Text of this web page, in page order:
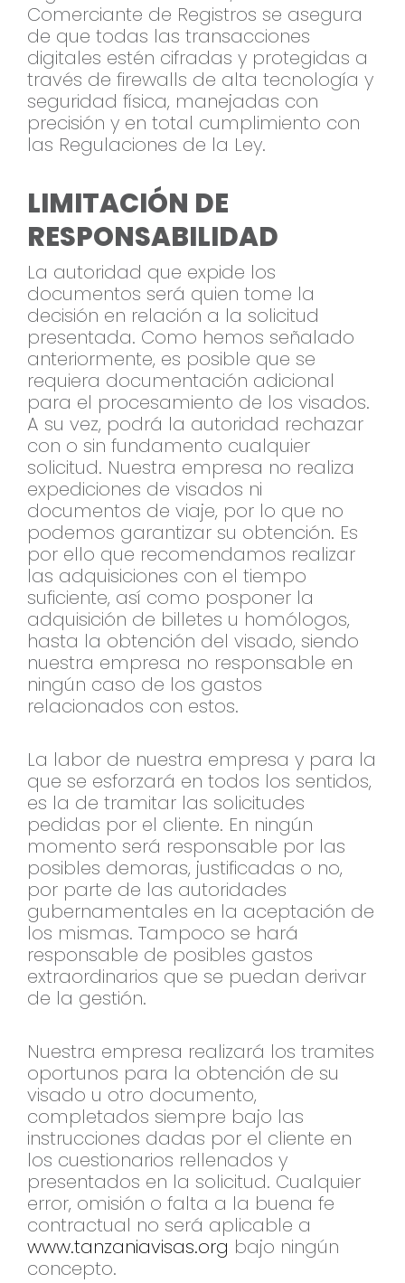
Comerciante de Registros se asegura
de que todas las transacciones
digitales estén cifradas y protegidas a
través de firewalls de alta tecnología y
seguridad física, manejadas con
precisión y en total cumplimiento con
las Regulaciones de la Ley.
LIMITACIÓN DE
RESPONSABILIDAD
La autoridad que expide los
documentos será quien tome la
decisión en relación a la solicitud
presentada. Como hemos señalado
anteriormente, es posible que se
requiera documentación adicional
para el procesamiento de los visados.
A su vez, podrá la autoridad rechazar
con o sin fundamento cualquier
solicitud. Nuestra empresa no realiza
expediciones de visados ni
documentos de viaje, por lo que no
podemos garantizar su obtención. Es
por ello que recomendamos realizar
las adquisiciones con el tiempo
suficiente, así como posponer la
adquisición de billetes u homólogos,
hasta la obtención del visado, siendo
nuestra empresa no responsable en
ningún caso de los gastos
relacionados con estos.
La labor de nuestra empresa y para la
que se esforzará en todos los sentidos,
es la de tramitar las solicitudes
pedidas por el cliente. En ningún
momento será responsable por las
posibles demoras, justificadas o no,
por parte de las autoridades
gubernamentales en la aceptación de
los mismas. Tampoco se hará
responsable de posibles gastos
extraordinarios que se puedan derivar
de la gestión.
Nuestra empresa realizará los tramites
oportunos para la obtención de su
visado u otro documento,
completados siempre bajo las
instrucciones dadas por el cliente en
los cuestionarios rellenados y
presentados en la solicitud. Cualquier
error, omisión o falta a la buena fe
contractual no será aplicable a
www.tanzaniavisas.org bajo ningún
concepto.